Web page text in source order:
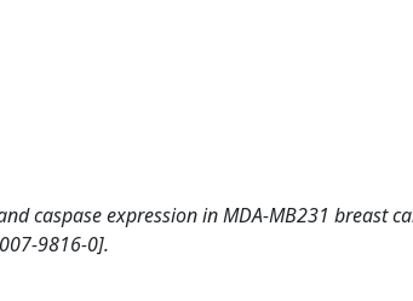
caspase expression in MDA-MB231 breast
007-9816-0].